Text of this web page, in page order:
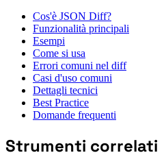
Cos'è JSON Diff?
Funzionalità principali
Esempi
Come si usa
Errori comuni nel diff
Casi d'uso comuni
Dettagli tecnici
Best Practice
Domande frequenti
Strumenti correlati